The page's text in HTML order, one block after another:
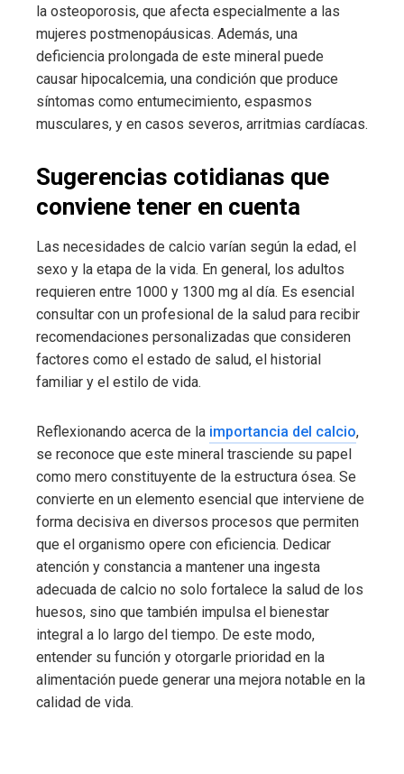
la osteoporosis, que afecta especialmente a las
mujeres postmenopáusicas. Además, una
deficiencia prolongada de este mineral puede
causar hipocalcemia, una condición que produce
síntomas como entumecimiento, espasmos
musculares, y en casos severos, arritmias cardíacas.
Sugerencias cotidianas que
conviene tener en cuenta
Las necesidades de calcio varían según la edad, el
sexo y la etapa de la vida. En general, los adultos
requieren entre 1000 y 1300 mg al día. Es esencial
consultar con un profesional de la salud para recibir
recomendaciones personalizadas que consideren
factores como el estado de salud, el historial
familiar y el estilo de vida.
Reflexionando acerca de la importancia del calcio,
se reconoce que este mineral trasciende su papel
como mero constituyente de la estructura ósea. Se
convierte en un elemento esencial que interviene de
forma decisiva en diversos procesos que permiten
que el organismo opere con eficiencia. Dedicar
atención y constancia a mantener una ingesta
adecuada de calcio no solo fortalece la salud de los
huesos, sino que también impulsa el bienestar
integral a lo largo del tiempo. De este modo,
entender su función y otorgarle prioridad en la
alimentación puede generar una mejora notable en la
calidad de vida.